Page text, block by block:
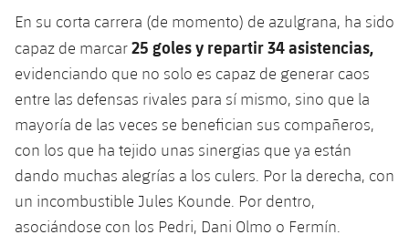
VALORANT Game Changers
eFootball
En su corta carrera (de momento) de azulgrana, ha sido
capaz de marcar25 goles y repartir 34 asistencias,
evidenciando que no solo es capaz de generar caos
entre las defensas rivales para sí mismo, sino que la
mayoría de las veces se benefician sus compañeros,
con los que ha tejido unas sinergias que ya están
dando muchas alegrías a los culers. Por la derecha, con
un incombustible Jules Kounde. Por dentro,
asociándose con los Pedri, Dani Olmo o Fermín.